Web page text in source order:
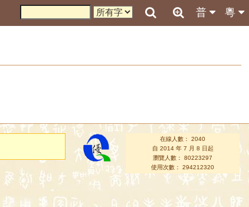
粵
普
在線人數： 2040
自 2014 年 7 月 8 日起
瀏覽人數： 80223297
使用次數： 294212320